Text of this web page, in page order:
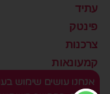
עתיד
פינטק
צרכנות
קמעונאות
רוצים שינוי?
אנחנו עושים שימוש